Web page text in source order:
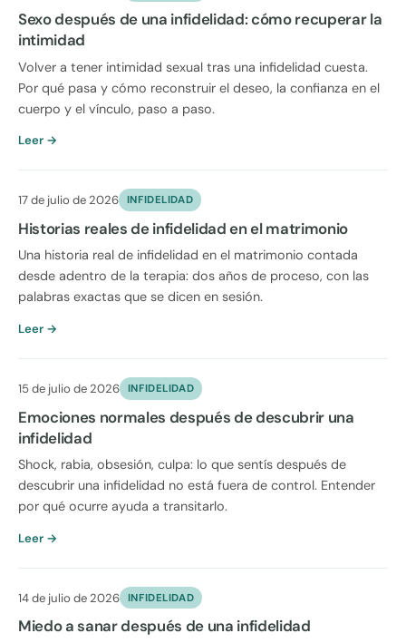
Sexo después de una infidelidad: cómo recuperar la
intimidad
Volver a tener intimidad sexual tras una infidelidad cuesta.
Por qué pasa y cómo reconstruir el deseo, la confianza en el
cuerpo y el vínculo, paso a paso.
Leer →
17 de julio de 2026 INFIDELIDAD
Historias reales de infidelidad en el matrimonio
Una historia real de infidelidad en el matrimonio contada
desde adentro de la terapia: dos años de proceso, con las
palabras exactas que se dicen en sesión.
Leer →
15 de julio de 2026 INFIDELIDAD
Emociones normales después de descubrir una
infidelidad
Shock, rabia, obsesión, culpa: lo que sentís después de
descubrir una infidelidad no está fuera de control. Entender
por qué ocurre ayuda a transitarlo.
Leer →
14 de julio de 2026 INFIDELIDAD
Miedo a sanar después de una infidelidad